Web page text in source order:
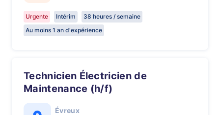
Urgente Intérim
38 heures / semaine
Au moins 1 an d'expérience
Technicien Électricien de
Maintenance (h/f)
Évreux